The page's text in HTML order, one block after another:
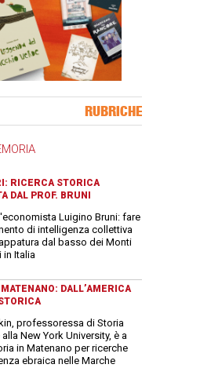
RUBRICHE
RICERCA STORICA
DAL PROF. BRUNI
Luigino Bruni: fare
di intelligenza collettiva
dal basso dei Monti
in Italia
DALL’AMERICA
professoressa di Storia
New York University, è a
in Matenano per ricerche
ebraica nelle Marche